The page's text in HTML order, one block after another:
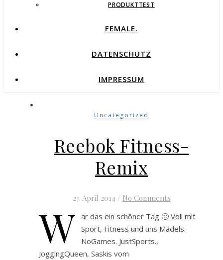
PRODUKTTEST
FEMALE.
DATENSCHUTZ
IMPRESSUM
Uncategorized
Reebok Fitness-
Remix
27. April 2014 / No Comments
W ar das ein schöner Tag 🙂 Voll mit
Sport, Fitness und uns Mädels.
NoGames. JustSports.,
JoggingQueen, Saskis vom